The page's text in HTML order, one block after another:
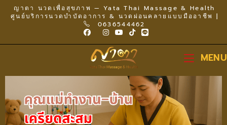
ญาตา นวดเพื่อสุขภาพ — Yata Thai Massage & Health
ศูนย์บริการนวดบำบัดอาการ & นวดผ่อนคลายแบบมืออาชีพ |
0636544462
MENU